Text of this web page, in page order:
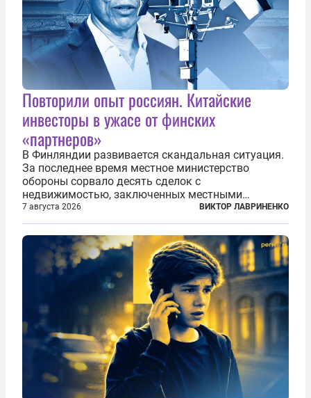
Повторили опыт россиян. Китайские
инвесторы в ужасе от финских
«партнеров»
В Финляндии развивается скандальная ситуация.
За последнее время местное министерство
обороны сорвало десять сделок с
недвижимостью, заключенных местными
фирмами с китайским капиталом. Чиновники
заявили, что они могли заключаться с целью
создания в Финляндии шпионской сети, чтобы
следить за...
7 августа 2026 ВИКТОР ЛАВРИНЕНКО